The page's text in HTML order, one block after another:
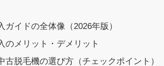
イドの全体像（2026年版）
メリット・デメリット
脱毛機の選び方（チェックポイント）